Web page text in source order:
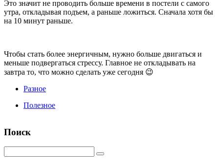
Это значит не проводить больше времени в постели с самого
утра, откладывая подъем, а раньше ложиться. Сначала хотя бы
на 10 минут раньше.
Чтобы стать более энергичным, нужно больше двигаться и
меньше подвергаться стрессу. Главное не откладывать на
завтра то, что можно сделать уже сегодня 😉
Разное
Полезное
Поиск